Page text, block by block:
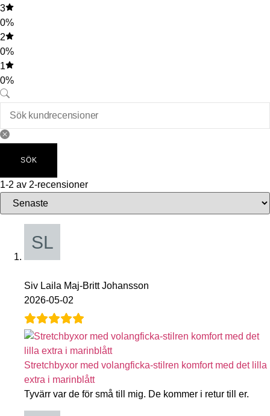
3
0%
2
0%
1
0%
SÖK
1-2 av 2-recensioner
Siv Laila Maj-Britt Johansson
2026-05-02
Stretchbyxor med volangficka-stilren komfort med det lilla
extra i marinblått
Tyvärr var de för små till mig. De kommer i retur till er.